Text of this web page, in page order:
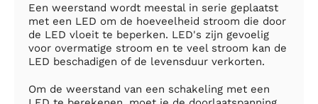
Een weerstand wordt meestal in serie geplaatst
met een LED om de hoeveelheid stroom die door
de LED vloeit te beperken. LED's zijn gevoelig
voor overmatige stroom en te veel stroom kan de
LED beschadigen of de levensduur verkorten.
Om de weerstand van een schakeling met een